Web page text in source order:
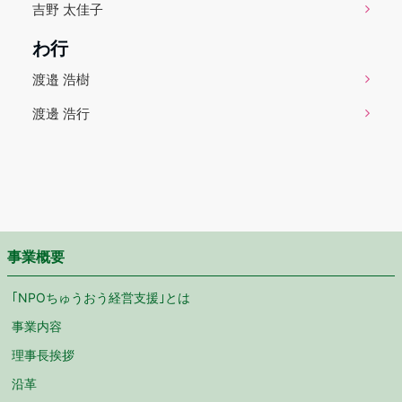
吉野 太佳子
わ行
渡邉 浩樹
渡邊 浩行
事業概要
｢NPOちゅうおう経営支援｣とは
事業内容
理事長挨拶
沿革